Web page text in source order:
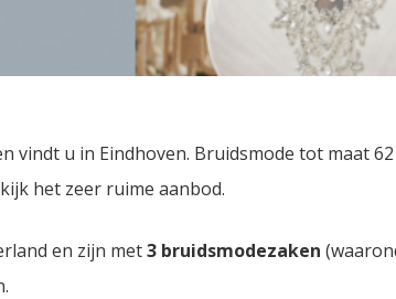
vindt u in Eindhoven. Bruidsmode tot maat
het zeer ruime aanbod.
en zijn met3 bruidsmodezaken